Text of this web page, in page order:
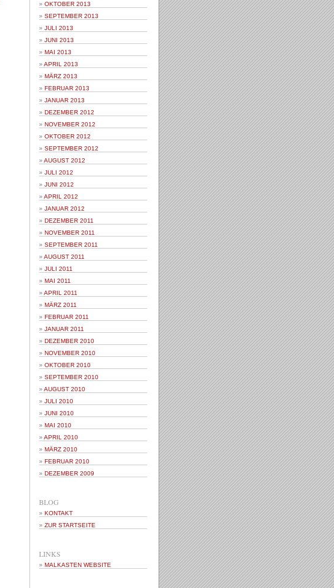
OKTOBER 2013
SEPTEMBER 2013
JULI 2013
JUNI 2013
MAI 2013
APRIL 2013
MÄRZ 2013
FEBRUAR 2013
JANUAR 2013
DEZEMBER 2012
NOVEMBER 2012
OKTOBER 2012
SEPTEMBER 2012
AUGUST 2012
JULI 2012
JUNI 2012
APRIL 2012
JANUAR 2012
DEZEMBER 2011
NOVEMBER 2011
SEPTEMBER 2011
AUGUST 2011
JULI 2011
MAI 2011
APRIL 2011
MÄRZ 2011
FEBRUAR 2011
JANUAR 2011
DEZEMBER 2010
NOVEMBER 2010
OKTOBER 2010
SEPTEMBER 2010
AUGUST 2010
JULI 2010
JUNI 2010
MAI 2010
APRIL 2010
MÄRZ 2010
FEBRUAR 2010
DEZEMBER 2009
BLOG
KONTAKT
ZUR STARTSEITE
LINKS
MALKASTEN WEBSITE